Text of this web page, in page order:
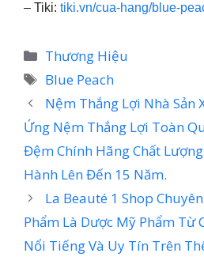
– Tiki: tiki.vn/cua-hang/blue-
Danh
mục
Thương Hiệu
Thẻ
Blue Peach
Nệm Thắng Lợi Nhà Sản
Ứng Nệm Thắng Lợi Toàn
Đệm Chính Hãng Chất
Hành Lên Đến 15 Năm.
La Beauté 1 Shop
Phẩm Là Dược Mỹ Phẩm Từ
Nổi Tiếng Và Uy Tín Trên